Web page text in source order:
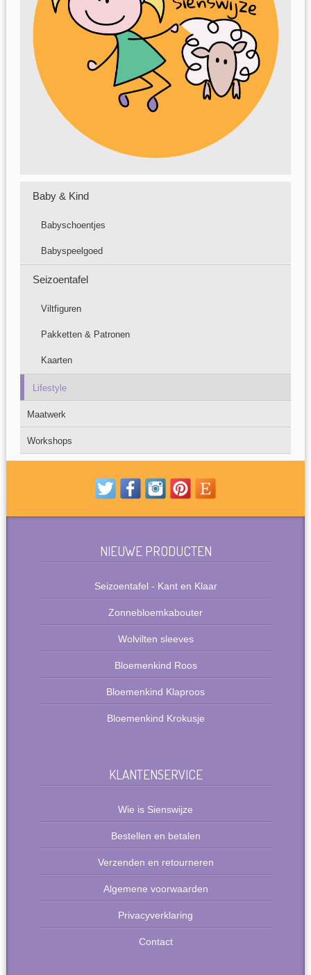
Baby & Kind
Babyschoentjes
Babyspeelgoed
Seizoentafel
Viltfiguren
Pakketten & Patronen
Kaarten
Lifestyle
Maatwerk
Workshops
NIEUWE PRODUCTEN
Seizoentafel - Kant en Klaar
Zonnebloemkabouter
Wolvilten sleeves
Bloemenkind Roos
Bloemenkind Klaproos
Bloemenkind Krokusje
KLANTENSERVICE
Wie is Sienswijze
Bestellen en betalen
Verzenden en retourneren
Algemene voorwaarden
Privacyverklaring
Contact